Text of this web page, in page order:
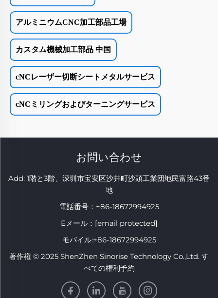
アルミニウムCNC加工部品工場
カスタム機械加工部品 中国
cNCレーザー切断シートメタルサービス
cNCミリングおよびターニングサービス
お問い合わせ
Add: 1階と3階、深圳市宝安区沙井町沙頭工業団地民富路43番
地
電話番号： +86-18672994925
Eメール： [email protected]
モバイル:+86-18672994925
著作権 © 2025 ShenZhen Sinorise Technology Co.,Ltd. す
べての権利予約